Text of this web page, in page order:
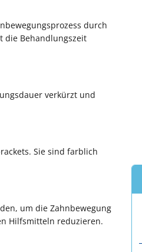
durch
die Behandlungszeit
verkürzt und
Sie sind farblich
um die Zahnbewegung
Hilfsmitteln reduzieren.